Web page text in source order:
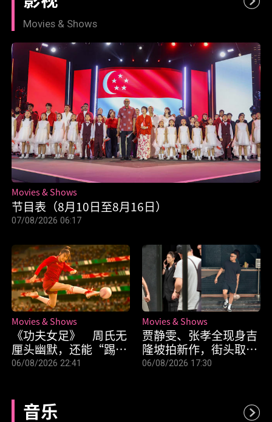
Movies & Shows
节目表（8月10日至8月16日）
Movies & Shows
07/08/2026 06:17
《功夫女足》 周氏无
厘头幽默，还能“踢”
中我们的笑点吗？
Movies & Shows
06/08/2026 22:41
贾静雯、张孝全现身吉
隆坡拍新作，街头取景
引路人围观
Movies & Shows
06/08/2026 17:30
音乐